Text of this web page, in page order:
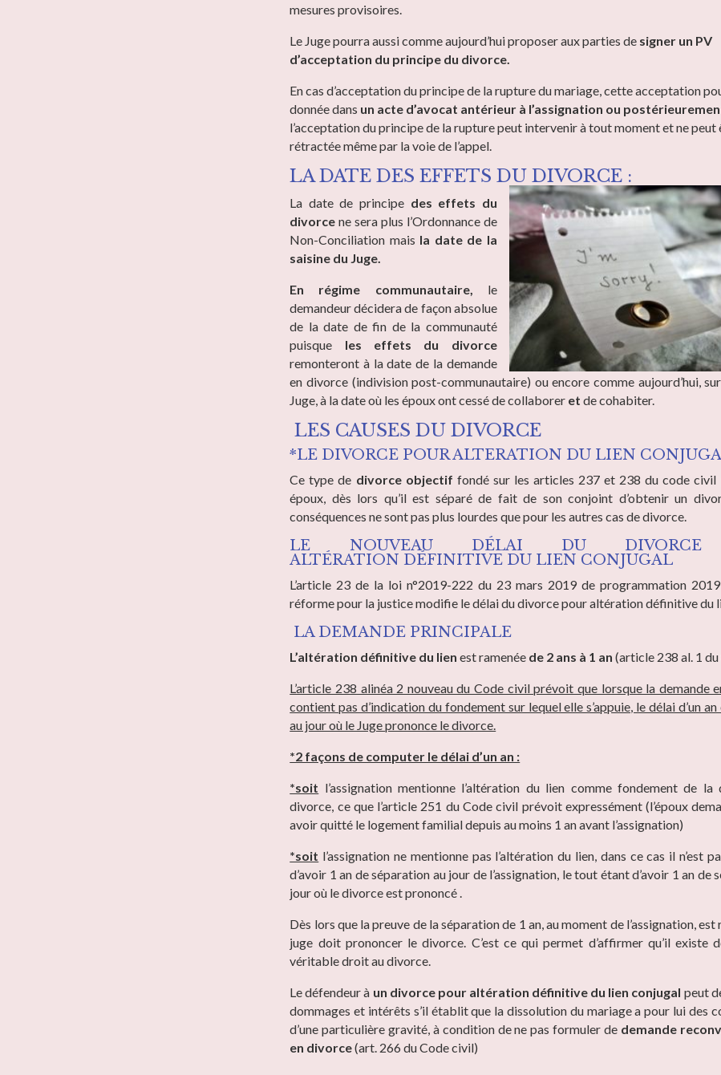
mesures provisoires.
Le Juge pourra aussi comme aujourd’hui proposer aux parties de signer un PV
d’acceptation du principe du divorce.
En cas d’acceptation du principe de la rupture du mariage, cette acceptation
donnée dans un acte d’avocat antérieur à l’assignation ou
l’acceptation du principe de la rupture peut intervenir à tout moment et ne peut
rétractée même par la voie de l’appel.
LA DATE DES EFFETS DU DIVORCE :
La date de principe des effets du
divorcene sera plus l’Ordonnance de
Non-Conciliation mais la date de la
saisine du Juge.
En régime communautaire, le
demandeur décidera de façon absolue
de la date de fin de la communauté
puisque les effets du divorce
remonteront à la date de la demande
en divorce (indivision post-communautaire) ou encore comme aujourd’hui,
Juge, à la date où les époux ont cessé de collaborer et de cohabiter.
LES CAUSES DU DIVORCE
*LE DIVORCE POUR ALTERATION DU LIEN
Ce type de divorce objectif fondé sur les articles 237 et 238 du code civil
époux, dès lors qu’il est séparé de fait de son conjoint d’obtenir un
conséquences ne sont pas plus lourdes que pour les autres cas de divorce.
LE NOUVEAU DÉLAI DU DIVORCE
ALTÉRATION DÉFINITIVE DU LIEN CONJUGAL
L’article 23 de la loi n°2019-222 du 23 mars 2019 de programmation
réforme pour la justice modifie le délai du divorce pour altération définitive du
LA DEMANDE PRINCIPALE
L’altération définitive du lienest ramenée de 2 ans à 1 an (article 238 al. 1
L’article 238 alinéa 2 nouveau du Code civil prévoit que lorsque la demande
contient pas d’indication du fondement sur lequel elle s’appuie, le délai d’un
au jour où le Juge prononce le divorce.
*2 façons de computer le délai d’un an :
*soit l’assignation mentionne l’altération du lien comme fondement de la
divorce, ce que l’article 251 du Code civil prévoit expressément (l’époux
avoir quitté le logement familial depuis au moins 1 an avant l’assignation)
*soit l’assignation ne mentionne pas l’altération du lien, dans ce cas il n’est
d’avoir 1 an de séparation au jour de l’assignation, le tout étant d’avoir 1 an de
jour où le divorce est prononcé .
Dès lors que la preuve de la séparation de 1 an, au moment de l’assignation,
juge doit prononcer le divorce. C’est ce qui permet d’affirmer qu’il existe
véritable droit au divorce.
Le défendeur à un divorce pour altération définitive du lien conjugal peut
dommages et intérêts s’il établit que la dissolution du mariage a pour lui des
d’une particulière gravité, à condition de ne pas formuler de demande
en divorce(art. 266 du Code civil)